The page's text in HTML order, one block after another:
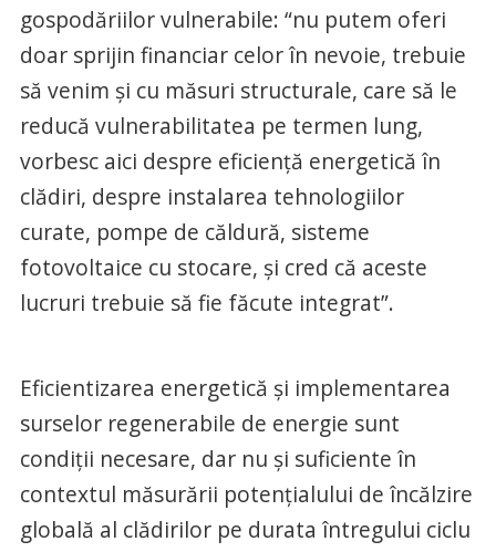
gospodăriilor vulnerabile: “nu putem oferi
doar sprijin financiar celor în nevoie, trebuie
să venim și cu măsuri structurale, care să le
reducă vulnerabilitatea pe termen lung,
vorbesc aici despre eficiență energetică în
clădiri, despre instalarea tehnologiilor
curate, pompe de căldură, sisteme
fotovoltaice cu stocare, și cred că aceste
lucruri trebuie să fie făcute integrat”.
Eficientizarea energetică și implementarea
surselor regenerabile de energie sunt
condiții necesare, dar nu și suficiente în
contextul măsurării potențialului de încălzire
globală al clădirilor pe durata întregului ciclu